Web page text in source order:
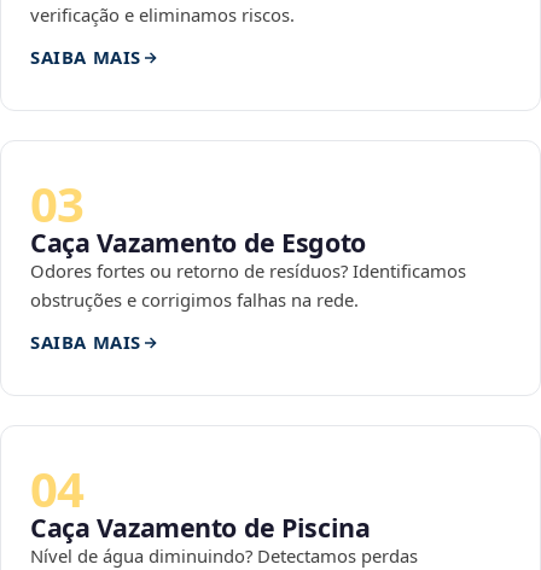
verificação e eliminamos riscos.
SAIBA MAIS
03
Caça Vazamento de Esgoto
Odores fortes ou retorno de resíduos? Identificamos
obstruções e corrigimos falhas na rede.
SAIBA MAIS
04
Caça Vazamento de Piscina
Nível de água diminuindo? Detectamos perdas